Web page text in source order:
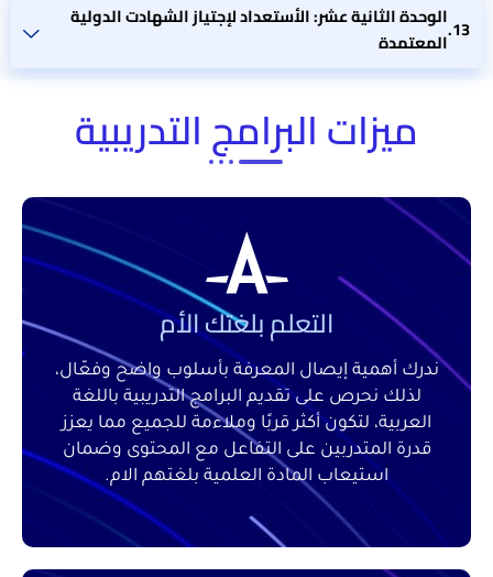
الوحدة الثانية عشر: الأستعداد لإجتياز الشهادت الدولية
المعتمدة
ميزات البرامج التدريبية
التعلم بلغتك الأم
ندرك أهمية إيصال المعرفة بأسلوب واضح وفعّال،
لذلك نحرص على تقديم البرامج التدريبية باللغة
العربية، لتكون أكثر قربًا وملاءمة للجميع مما يعزز
قدرة المتدربين على التفاعل مع المحتوى وضمان
استيعاب المادة العلمية بلغتهم الام.